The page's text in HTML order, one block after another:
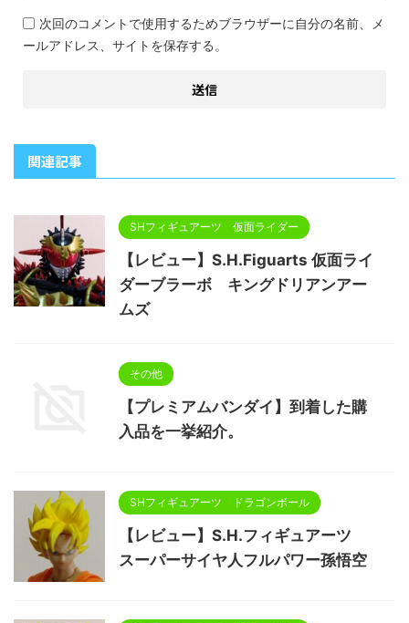
次回のコメントで使用するためブラウザーに自分の名前、メ
ールアドレス、サイトを保存する。
関連記事
SHフィギュアーツ 仮面ライダー
【レビュー】S.H.Figuarts 仮面ライ
ダーブラーボ キングドリアンアー
ムズ
その他
【プレミアムバンダイ】到着した購
入品を一挙紹介。
SHフィギュアーツ ドラゴンボール
【レビュー】S.H.フィギュアーツ
スーパーサイヤ人フルパワー孫悟空